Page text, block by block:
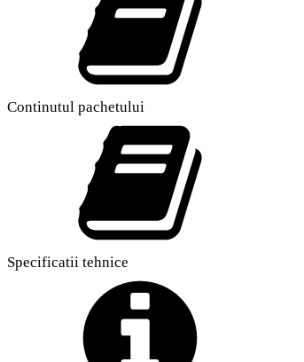
Continutul pachetului
Specificatii tehnice